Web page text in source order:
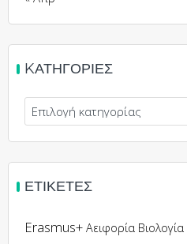
KΑΤΗΓΟΡΊΕΣ
ΕΤΙΚΈΤΕΣ
Erasmus+ Αειφορία Βιολογία